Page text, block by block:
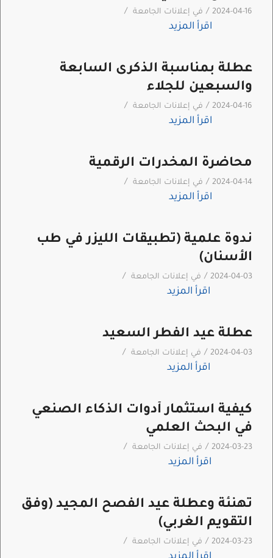
2024-04-16
/ في إعلانات الجامعة /
اقرأ المزيد
عطلة بمناسبة الذكرى السابعة
والسبعين للجلاء
2024-04-16
/ في إعلانات الجامعة /
اقرأ المزيد
محاضرة المخدرات الرقمية
2024-04-14
/ في إعلانات الجامعة /
اقرأ المزيد
ندوة علمية (تطبيقات الليزر في طب
الأسنان)
2024-04-03
/ في إعلانات الجامعة /
اقرأ المزيد
عطلة عيد الفطر السعيد
2024-04-03
/ في إعلانات الجامعة /
اقرأ المزيد
كيفية استثمار أدوات الذكاء الصنعي
في البحث العلمي
2024-03-23
/ في إعلانات الجامعة /
اقرأ المزيد
تهنئة وعطلة عيد الفصح المجيد (وفق
التقويم الغربي)
2024-03-23
/ في إعلانات الجامعة /